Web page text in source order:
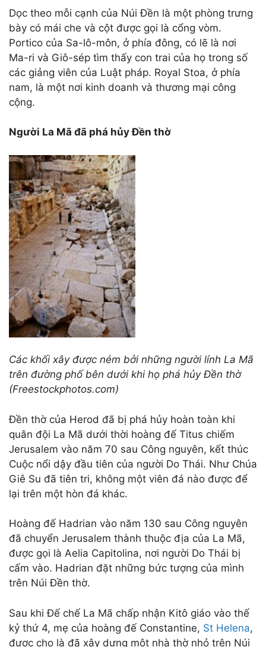
Dọc theo mỗi cạnh của Núi Đền là một phòng trưng
bày có mái che và cột được gọi là cổng vòm.
Portico của Sa-lô-môn, ở phía đông, có lẽ là nơi
Ma-ri và Giô-sép tìm thấy con trai của họ trong số
các giảng viên của Luật pháp. Royal Stoa, ở phía
nam, là một nơi kinh doanh và thương mại công
cộng.
Người La Mã đã phá hủy Đền thờ
Các khối xây được ném bởi những người lính La Mã
trên đường phố bên dưới khi họ phá hủy Đền thờ
(Freestockphotos.com)
Đền thờ của Herod đã bị phá hủy hoàn toàn khi
quân đội La Mã dưới thời hoàng đế Titus chiếm
Jerusalem vào năm 70 sau Công nguyên, kết thúc
Cuộc nổi dậy đầu tiên của người Do Thái. Như Chúa
Giê Su đã tiên tri, không một viên đá nào được để
lại trên một hòn đá khác.
Hoàng đế Hadrian vào năm 130 sau Công nguyên
đã chuyển Jerusalem thành thuộc địa của La Mã,
được gọi là Aelia Capitolina, nơi người Do Thái bị
cấm vào. Hadrian đặt những bức tượng của mình
trên Núi Đền thờ.
Sau khi Đế chế La Mã chấp nhận Kitô giáo vào thế
kỷ thứ 4, mẹ của hoàng đế Constantine, St Helena,
được cho là đã xây dựng một nhà thờ nhỏ trên Núi